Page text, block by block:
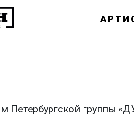
группы